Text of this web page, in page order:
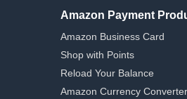
Amazon Payment
Amazon Business Card
Shop with Points
Reload Your Balance
Amazon Currency Converter